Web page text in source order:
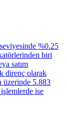
%0.25
biri
satım
direnç olarak
üzerinde 5.883
ise